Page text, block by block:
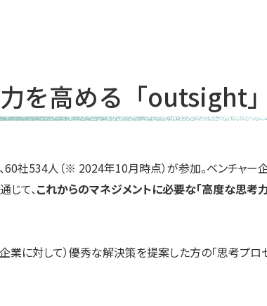
を高める「outsight
60社534人（※ 2024年10月時点）が参加。ベンチャ
じて、これからのマネジメントに必要な「高度な思考
企業に対して）優秀な解決策を提案した方の「思考プ